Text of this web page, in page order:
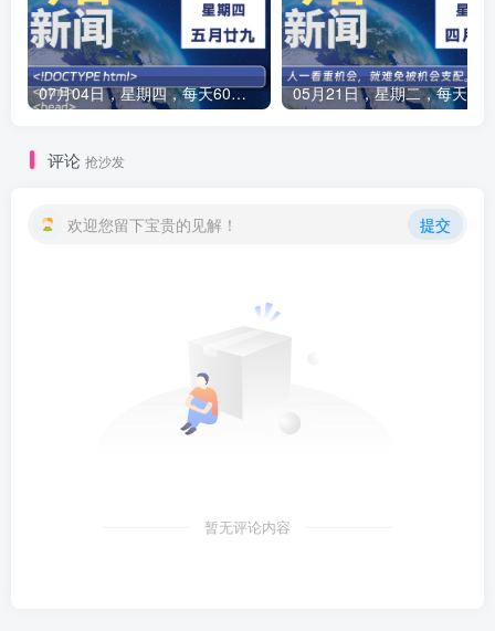
07月04日，星期四，每天60秒读懂全世界！-品小先项目发源地
评论 抢沙发
欢迎您留下宝贵的见解！ 提交
暂无评论内容